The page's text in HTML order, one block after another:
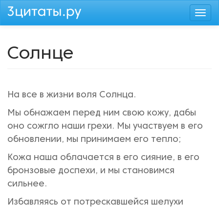
Перейти
Солнце
На все в жизни воля Солнца.
Мы обнажаем перед ним свою кожу, дабы
оно сожгло наши грехи. Мы участвуем в его
обновлении, мы принимаем его тепло;
Кожа наша облачается в его сияние, в его
бронзовые доспехи, и мы становимся
сильнее.
Избавляясь от потрескавшейся шелухи